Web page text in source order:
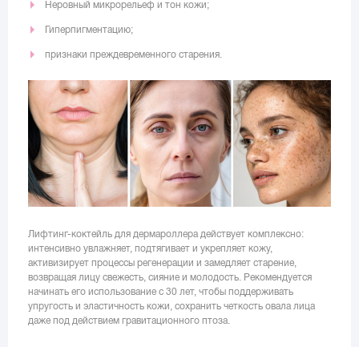
Неровный микрорельеф и тон кожи;
Гиперпигментацию;
признаки преждевременного старения.
Лифтинг-коктейль для дермароллера действует комплексно:
интенсивно увлажняет, подтягивает и укрепляет кожу,
активизирует процессы регенерации и замедляет старение,
возвращая лицу свежесть, сияние и молодость. Рекомендуется
начинать его использование с 30 лет, чтобы поддерживать
упругость и эластичность кожи, сохранить четкость овала лица
даже под действием гравитационного птоза.